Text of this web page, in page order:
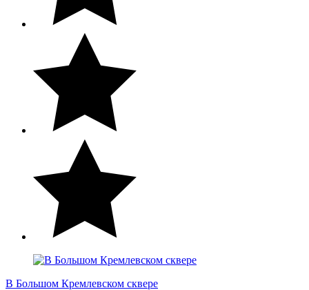
В Большом Кремлевском сквере